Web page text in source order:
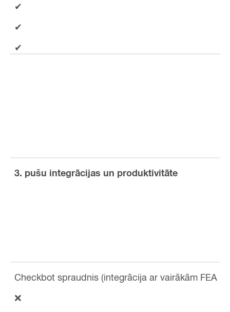
✔
✔
✔
3. pušu integrācijas un produktivitāte
Checkbot spraudnis (integrācija ar vairākām FEA
❌